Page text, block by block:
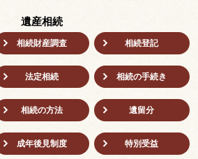
遺産相続
相続財産調査 相続登記
法定相続 相続の⼿続き
相続の方法 遺留分
成年後⾒制度 特別受益